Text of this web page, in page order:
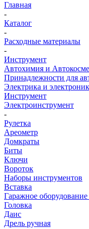
Главная
-
Каталог
-
Расходные материалы
-
Инструмент
Автохимия и
Принадлежности для
Электрика и
Инструмент
Электроинструмент
-
Рулетка
Ареометр
Домкраты
Биты
Ключи
Вороток
Наборы инструментов
Вставка
Гаражное
Головка
Даис
Дрель ручная